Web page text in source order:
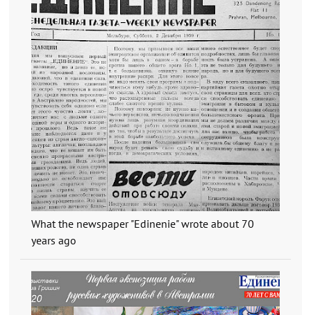
What the newspaper "Edinenie" wrote about 70
years ago